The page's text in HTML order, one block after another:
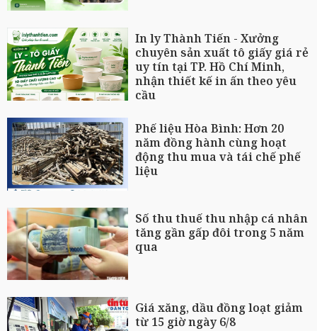
In ly Thành Tiến - Xưởng
chuyên sản xuất tô giấy giá rẻ
uy tín tại TP. Hồ Chí Minh,
nhận thiết kế in ấn theo yêu
cầu
Phế liệu Hòa Bình: Hơn 20
năm đồng hành cùng hoạt
động thu mua và tái chế phế
liệu
Số thu thuế thu nhập cá nhân
tăng gần gấp đôi trong 5 năm
qua
Giá xăng, dầu đồng loạt giảm
từ 15 giờ ngày 6/8